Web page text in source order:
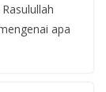
apa